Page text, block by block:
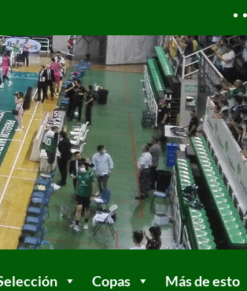
Copas Más de esto